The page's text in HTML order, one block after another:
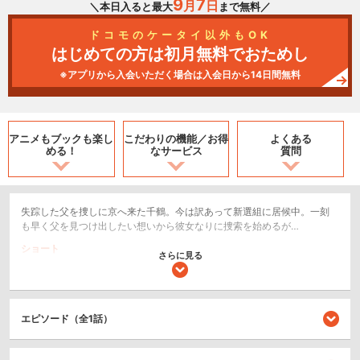
＼本日入ると最大9月 7 日 まで無料／
ドコモのケータイ以外もOK
はじめての方は初月無料でおためし
※アプリから入会いただく場合は入会日から14日間無料
アニメもブックも楽し
める！
こだわりの機能／お得
なサービス
よくある
質問
失踪した父を捜しに京へ来た千鶴。今は訳あって新選組に居候中。一刻
も早く父を見つけ出したい想いから彼女なりに捜索を始めるが…
ショート
シリーズ／関連のアニメ作品
薄桜鬼
さらに見る
エピソード（全1話）